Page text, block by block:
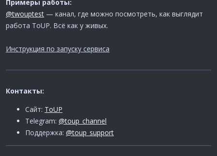
Примеры работы:
@twouptest — канал, где можно посмотреть, как выглядит
работа ToUP. Всё как у живых.
Инструкция по запуску сервиса
Контакты:
Сайт: ToUP
Telegram: @toup_channel
Поддержка: @toup_support